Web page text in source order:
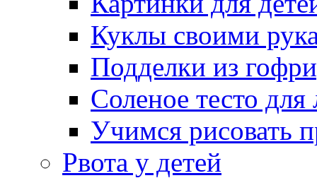
Куклы своими
Подделки из
Соленое тесто для
Учимся рисовать
Рвота у детей